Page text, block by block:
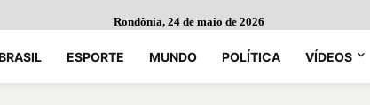
Rondônia, 24 de maio de 2026
ESPORTE MUNDO POLÍTICA VÍDEOS